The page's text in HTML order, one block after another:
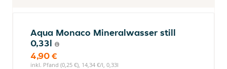
Aqua Monaco Mineralwasser still
0,33l
4,90 €
inkl. Pfand (0,25 €), 14,34 €/l, 0,33l